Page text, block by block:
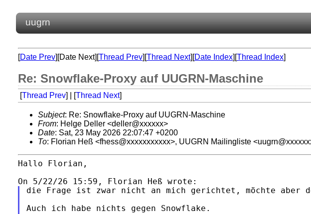
uugrn
[Date Prev][Date Next][Thread Prev][Thread Next][Date Index][Thread Index]
Re: Snowflake-Proxy auf UUGRN-Maschine
[Thread Prev] | [Thread Next]
Subject: Re: Snowflake-Proxy auf UUGRN-Maschine
From: Helge Deller <deller@xxxxxx>
Date: Sat, 23 May 2026 22:07:47 +0200
To: Florian Heß <fhess@xxxxxxxxxxx>, UUGRN Mailingliste
Hallo Florian,
die Frage ist zwar nicht an mich gerichtet, möchte aber
Auch ich habe nichts gegen Snowflake.